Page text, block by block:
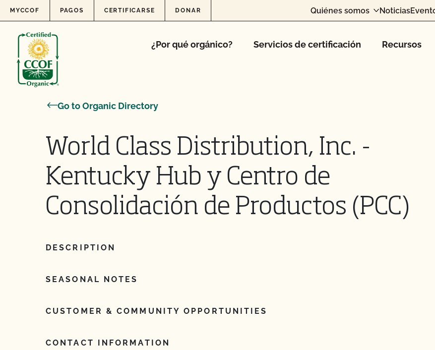
Skip to content
MYCCOF PAGOS CERTIFICARSE DONAR Quiénes somos Noticias
¿Por qué orgánico? Servicios de certificación Recursos
Go to Organic Directory
World Class Distribution, Inc. -
Kentucky Hub y Centro de
Consolidación de Productos (PCC)
DESCRIPTION
SEASONAL NOTES
CUSTOMER & COMMUNITY OPPORTUNITIES
CONTACT INFORMATION